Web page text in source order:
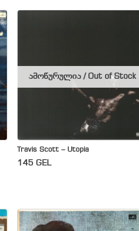
Travis Scott – Utopia
145 GEL
ამოწურულია / Out of Stock